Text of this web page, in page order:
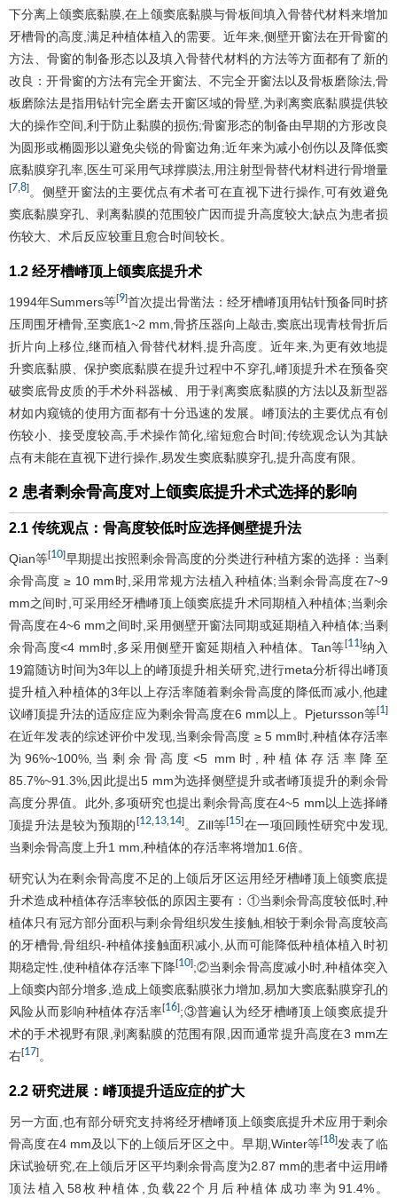
下分离上颌窦底黏膜,在上颌窦底黏膜与骨板间填入骨替代材料来增加
牙槽骨的高度,满足种植体植入的需要。近年来,侧壁开窗法在开骨窗的
方法、骨窗的制备形态以及填入骨替代材料的方法等方面都有了新的
改良：开骨窗的方法有完全开窗法、不完全开窗法以及骨板磨除法,骨
板磨除法是指用钻针完全磨去开窗区域的骨壁,为剥离窦底黏膜提供较
大的操作空间,利于防止黏膜的损伤;骨窗形态的制备由早期的方形改良
为圆形或椭圆形以避免尖锐的骨窗边角;近年来为减小创伤以及降低窦
底黏膜穿孔率,医生可采用气球撑膜法,用注射型骨替代材料进行骨增量
[7,8] 。侧壁开窗法的主要优点有术者可在直视下进行操作,可有效避免
窦底黏膜穿孔、剥离黏膜的范围较广因而提升高度较大;缺点为患者损
伤较大、术后反应较重且愈合时间较长。
1.2 经牙槽嵴顶上颌窦底提升术
1994年Summers等[9]首次提出骨凿法：经牙槽嵴顶用钻针预备同时挤
压周围牙槽骨,至窦底1~2 mm,骨挤压器向上敲击,窦底出现青枝骨折后
折片向上移位,继而植入骨替代材料,提升高度。近年来,为更有效地提
升窦底黏膜、保护窦底黏膜在提升过程中不穿孔,嵴顶提升术在预备突
破窦底骨皮质的手术外科器械、用于剥离窦底黏膜的方法以及新型器
材如内窥镜的使用方面都有十分迅速的发展。嵴顶法的主要优点有创
伤较小、接受度较高,手术操作简化,缩短愈合时间;传统观念认为其缺
点有未能在直视下进行操作,易发生窦底黏膜穿孔,提升高度有限。
2 患者剩余骨高度对上颌窦底提升术式选择的影响
2.1 传统观点：骨高度较低时应选择侧壁提升法
Qian等[10]早期提出按照剩余骨高度的分类进行种植方案的选择：当剩
余骨高度 ≥ 10 mm时,采用常规方法植入种植体;当剩余骨高度在7~9
mm之间时,可采用经牙槽嵴顶上颌窦底提升术同期植入种植体;当剩余
骨高度在4~6 mm之间时,采用侧壁开窗法同期或延期植入种植体;当剩
余骨高度<4 mm时,多采用侧壁开窗延期植入种植体。Tan等[11]纳入
19篇随访时间为3年以上的嵴顶提升相关研究,进行meta分析得出嵴顶
提升植入种植体的3年以上存活率随着剩余骨高度的降低而减小,他建
议嵴顶提升法的适应症应为剩余骨高度在6 mm以上。Pjetursson等[1]
在近年发表的综述评价中发现,当剩余骨高度 ≥ 5 mm时,种植体存活率
为96%~100%,当剩余骨高度<5 mm时,种植体存活率降至
85.7%~91.3%,因此提出5 mm为选择侧壁提升或者嵴顶提升的剩余骨
高度分界值。此外,多项研究也提出剩余骨高度在4~5 mm以上选择嵴
顶提升法是较为预期的 [12,13,14]。Zill等[15]在一项回顾性研究中发现,
当剩余骨高度上升1 mm,种植体的存活率将增加1.6倍。
研究认为在剩余骨高度不足的上颌后牙区运用经牙槽嵴顶上颌窦底提
升术造成种植体存活率较低的原因主要有：①当剩余骨高度较低时,种
植体只有冠方部分面积与剩余骨组织发生接触,相较于剩余骨高度较高
的牙槽骨,骨组织-种植体接触面积减小,从而可能降低种植体植入时初
期稳定性,使种植体存活率下降[10];②当剩余骨高度减小时,种植体突入
上颌窦内部分增多,造成上颌窦底黏膜张力增加,易加大窦底黏膜穿孔的
风险从而影响种植体存活率[16];③普遍认为经牙槽嵴顶上颌窦底提升
术的手术视野有限,剥离黏膜的范围有限,因而通常提升高度在3 mm左
右[17] 。
2.2 研究进展：嵴顶提升适应症的扩大
另一方面,也有部分研究支持将经牙槽嵴顶上颌窦底提升术应用于剩余
骨高度在4 mm及以下的上颌后牙区之中。早期,Winter等[18]发表了临
床试验研究,在上颌后牙区平均剩余骨高度为2.87 mm的患者中运用嵴
顶法植入58枚种植体,负载22个月后种植体成功率为91.4%。